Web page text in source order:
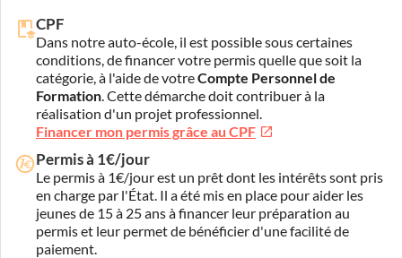
CPF
Dans notre auto-école, il est possible sous certaines
conditions, de financer votre permis quelle que soit la
catégorie, à l'aide de votreCompte Personnel de
Formation. Cette démarche doit contribuer à la
réalisation d'un projet professionnel.
Financer mon permis grâce au CPF
Permis à 1€/jour
Le permis à 1€/jour est un prêt dont les intérêts sont pris
en charge par l'État. Il a été mis en place pour aider les
jeunes de 15 à 25 ans à financer leur préparation au
permis et leur permet de bénéficier d'une facilité de
paiement.